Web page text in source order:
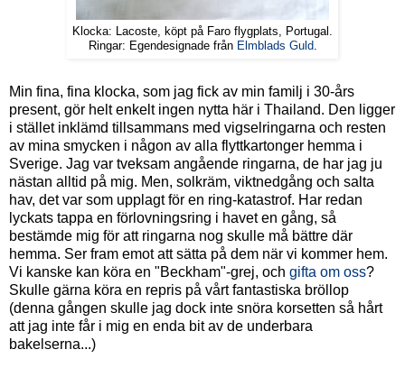
Klocka: Lacoste, köpt på Faro flygplats, Portugal.
Ringar: Egendesignade från Elmblads Guld
Min fina, fina klocka, som jag fick av min familj i 30-års
present, gör helt enkelt ingen nytta här i Thailand. Den ligger
i stället inklämd tillsammans med vigselringarna och resten
av mina smycken i någon av alla flyttkartonger hemma i
Sverige. Jag var tveksam angående ringarna, de har jag ju
nästan alltid på mig. Men, solkräm, viktnedgång och salta
hav, det var som upplagt för en ring-katastrof. Har redan
lyckats tappa en förlovningsring i havet en gång, så
bestämde mig för att ringarna nog skulle må bättre där
hemma. Ser fram emot att sätta på dem när vi kommer hem.
Vi kanske kan köra en "Beckham"-grej, och gifta om oss?
Skulle gärna köra en repris på vårt fantastiska bröllop
(denna gången skulle jag dock inte snöra korsetten så hårt
att jag inte får i mig en enda bit av de underbara
bakelserna...)